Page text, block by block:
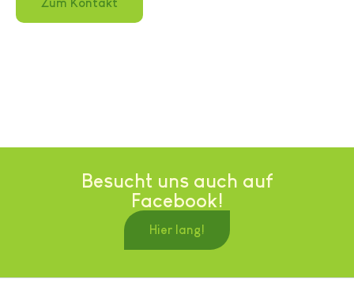
Zum Kontakt
Besucht uns auch auf
Facebook!
Hier lang!